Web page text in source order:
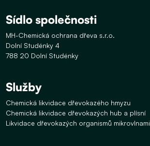
Sídlo společnosti
MH-Chemická ochrana dřeva s.r.o.
Dolní Studénky 4
788 20 Dolní Studénky
Služby
Chemická likvidace dřevokazého hmyzu
Chemická likvidace dřevokazých hub a plísní
Likvidace dřevokazých organismů mikrovlnami